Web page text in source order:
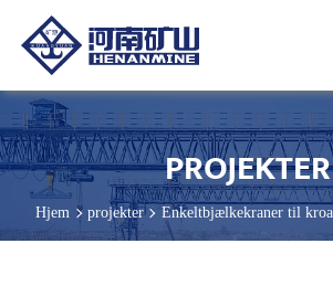
PROJEKTER
Hjem projekter
Enkeltbjælkekraner til
Tilpasset højde, hastighed og EU-